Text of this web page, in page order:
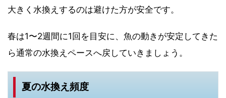
大きく水換えするのは避けた方が安全です。
春は1〜2週間に1回を目安に、魚の動きが安定してきた
ら通常の水換えペースへ戻していきましょう。
夏の水換え頻度